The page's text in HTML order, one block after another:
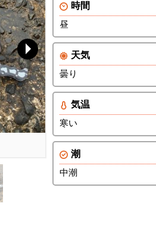
時間
昼
天気
曇り
気温
寒い
潮
中潮